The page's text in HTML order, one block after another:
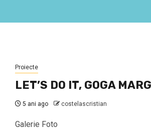
Proiecte
LET’S DO IT, GOGA
5 ani ago costelascristian
Galerie Foto